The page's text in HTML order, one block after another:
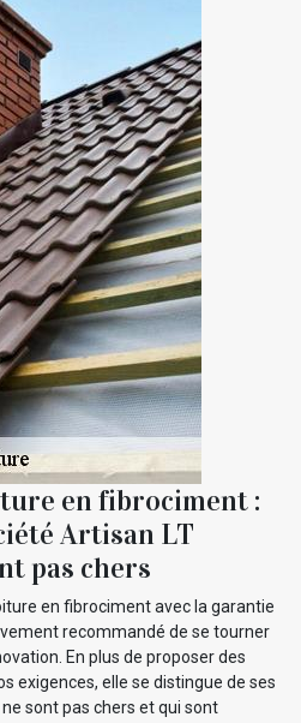
en fibrociment :
Artisan LT
pas chers
en fibrociment avec la garantie
recommandé de se tourner
En plus de proposer des
exigences, elle se distingue de ses
sont pas chers et qui sont